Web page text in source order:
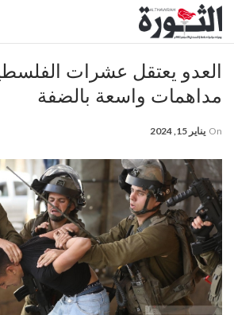
العدو يعتقل عشرات
مداهمات واسعة بالضفة
On يناير 15, 2024